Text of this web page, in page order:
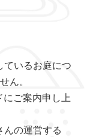
いるお庭につ
ん。
ご案内申し上
の運営する